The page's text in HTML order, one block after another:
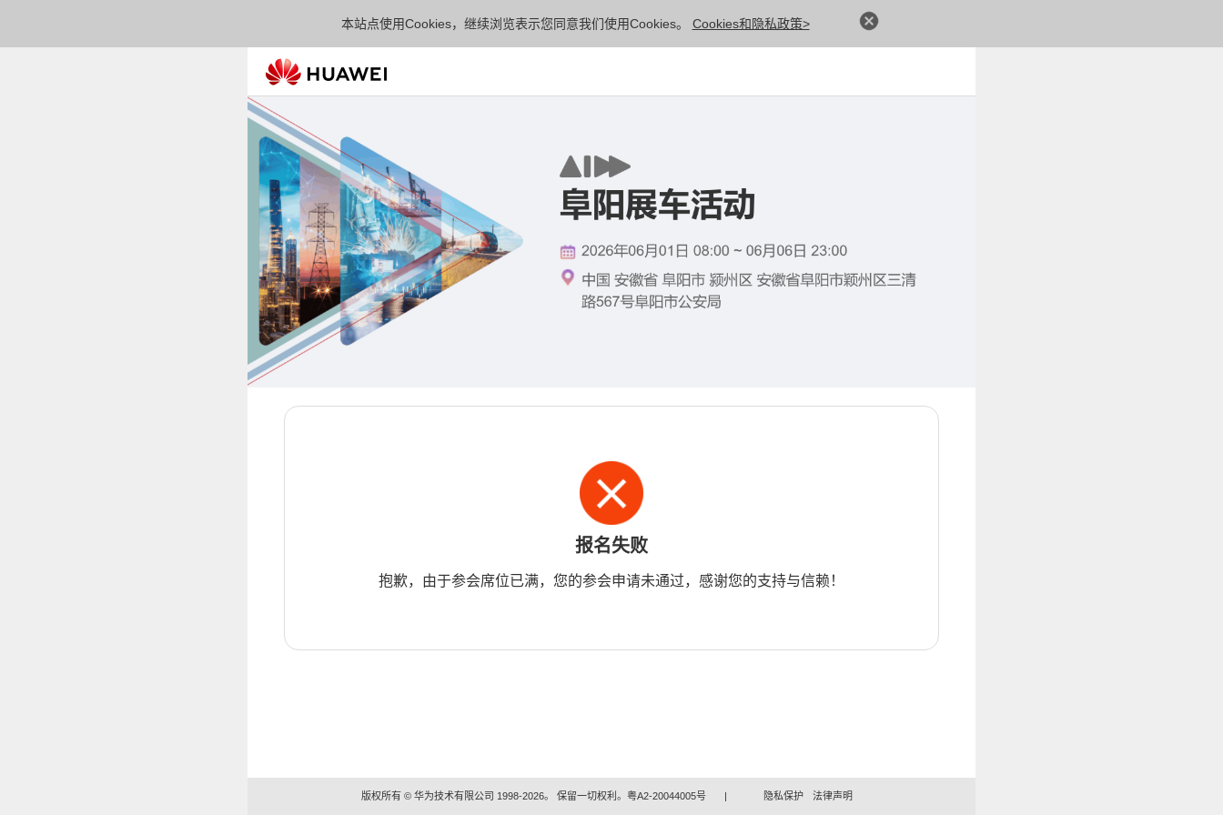
本站点使用Cookies，继续浏览表示您同意我们使用Cookies。 Cookies和隐私政策>
报名失败
抱歉，由于参会席位已满，您的参会申请未通过，感谢您的支持与信赖！
版权所有 © 华为技术有限公司 1998-2026。 保留一切权利。粤A2-20044005号 | 隐私保护 法律声明